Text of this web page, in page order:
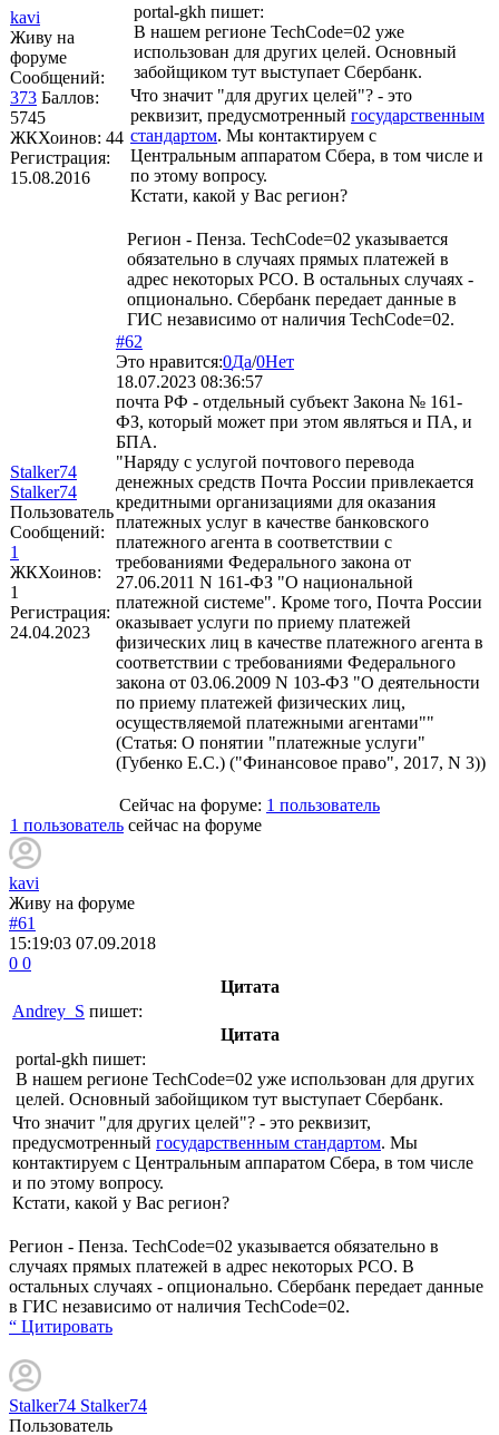
kavi
Живу на
форуме
Сообщений:
373 Баллов:
5745
ЖКХоинов: 44
Регистрация:
15.08.2016
portal-gkh пишет:
В нашем регионе TechCode=02 уже
использован для других целей. Основный
забойщиком тут выступает Сбербанк.
Что значит "для других целей"? - это
реквизит, предусмотренный государственным
стандартом. Мы контактируем с
Центральным аппаратом Сбера, в том числе и
по этому вопросу.
Кстати, какой у Вас регион?
Регион - Пенза. TechCode=02 указывается
обязательно в случаях прямых платежей в
адрес некоторых РСО. В остальных случаях -
опционально. Сбербанк передает данные в
ГИС независимо от наличия TechCode=02.
Stalker74
Stalker74
Пользователь
Сообщений:
1
ЖКХоинов:
1
Регистрация:
24.04.2023
#62
Это нравится:0Да/0Нет
18.07.2023 08:36:57
почта РФ - отдельный субъект Закона № 161-
ФЗ, который может при этом являться и ПА, и
БПА.
"Наряду с услугой почтового перевода
денежных средств Почта России привлекается
кредитными организациями для оказания
платежных услуг в качестве банковского
платежного агента в соответствии с
требованиями Федерального закона от
27.06.2011 N 161-ФЗ "О национальной
платежной системе". Кроме того, Почта России
оказывает услуги по приему платежей
физических лиц в качестве платежного агента в
соответствии с требованиями Федерального
закона от 03.06.2009 N 103-ФЗ "О деятельности
по приему платежей физических лиц,
осуществляемой платежными агентами""
(Статья: О понятии "платежные услуги"
(Губенко Е.С.) ("Финансовое право", 2017, N 3))
Сейчас на форуме: 1 пользователь
1 пользователь сейчас на форуме
kavi
Живу на форуме
#61
15:19:03 07.09.2018
0 0
Цитата
Andrey_S пишет:
Цитата
portal-gkh пишет:
В нашем регионе TechCode=02 уже использован для других
целей. Основный забойщиком тут выступает Сбербанк.
Что значит "для других целей"? - это реквизит,
предусмотренный государственным стандартом. Мы
контактируем с Центральным аппаратом Сбера, в том числе
и по этому вопросу.
Кстати, какой у Вас регион?
Регион - Пенза. TechCode=02 указывается обязательно в
случаях прямых платежей в адрес некоторых РСО. В
остальных случаях - опционально. Сбербанк передает данные
в ГИС независимо от наличия TechCode=02.
“ Цитировать
Stalker74 Stalker74
Пользователь